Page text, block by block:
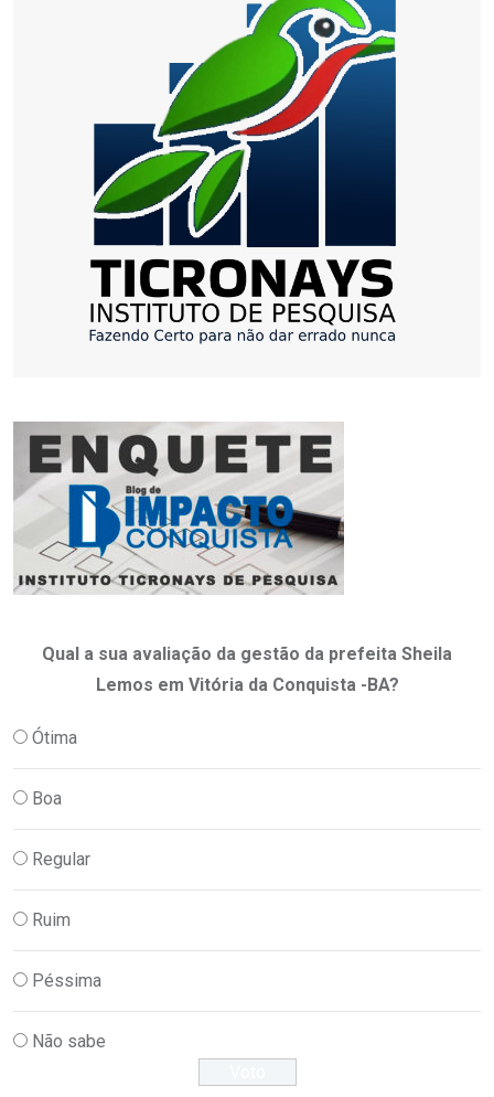
Qual a sua avaliação da gestão da prefeita Sheila
Lemos em Vitória da Conquista -BA?
Ótima
Boa
Regular
Ruim
Péssima
Não sabe